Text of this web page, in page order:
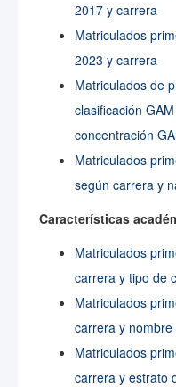
2017 y carrera
Matriculados
2023 y carrera
Matriculados de
clasificación
concentración
Matriculados
según carrera y
Características
Matriculados
carrera y tipo de
Matriculados
carrera y
Matriculados
carrera y estrato